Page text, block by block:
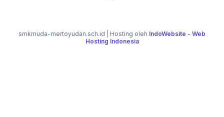
smkmuda-mertoyudan.sch.id | Hosting oleh IndoWebsite - Web
Hosting Indonesia